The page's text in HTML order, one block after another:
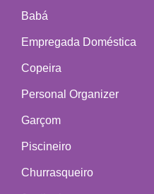
Babá
Empregada Doméstica
Copeira
Personal Organizer
Garçom
Piscineiro
Churrasqueiro